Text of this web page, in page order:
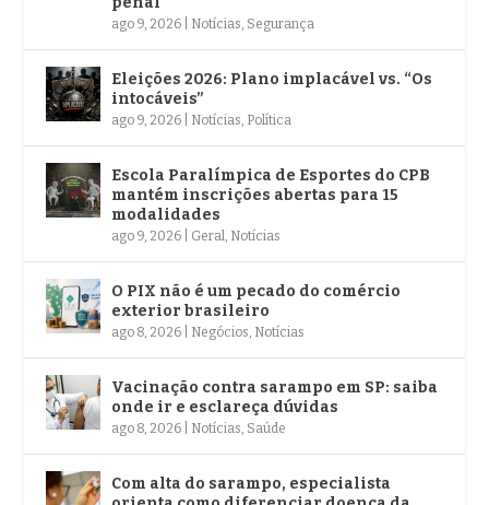
ago 9, 2026 Notícias, Segurança
Eleições 2026: Plano implacável vs. “Os
intocáveis”
ago 9, 2026 Notícias, Política
Escola Paralímpica de Esportes do CPB
mantém inscrições abertas para 15
modalidades
ago 9, 2026 Geral, Notícias
O PIX não é um pecado do comércio
exterior brasileiro
ago 8, 2026 Negócios, Notícias
Vacinação contra sarampo em SP: saiba
onde ir e esclareça dúvidas
ago 8, 2026 Notícias, Saúde
Com alta do sarampo, especialista